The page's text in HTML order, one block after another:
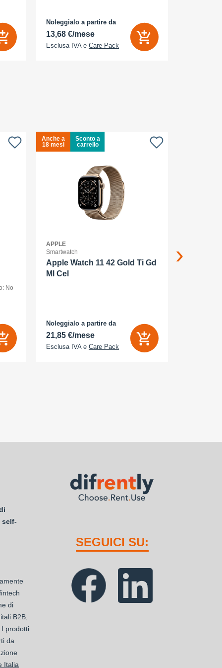
Noleggialo a partire da
13,68 €/mese
Esclusa IVA e Care Pack
No
Anche a
18 mesi
Sconto a
carrello
APPLE
Smartwatch
Apple Watch 11 42 Gold Ti Gd
Ml Cel
Noleggialo a partire da
21,85 €/mese
Esclusa IVA e Care Pack
self-
fintech
di
B2B,
prodotti
da
Italia
SEGUICI SU: